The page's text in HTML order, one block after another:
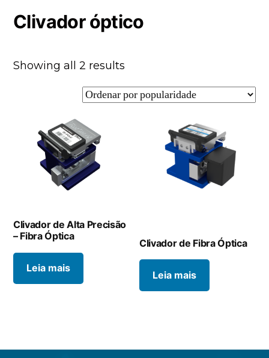
Clivador óptico
Showing all 2 results
Clivador de Alta Precisão
– Fibra Óptica
Leia mais
Clivador de Fibra Óptica
Leia mais